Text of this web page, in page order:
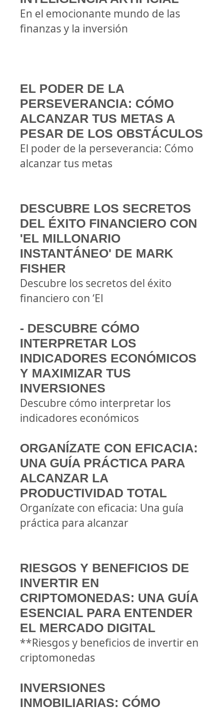
En el emocionante mundo de las
finanzas y la inversión
EL PODER DE LA
PERSEVERANCIA: CÓMO
ALCANZAR TUS METAS A
PESAR DE LOS OBSTÁCULOS
El poder de la perseverancia: Cómo
alcanzar tus metas
DESCUBRE LOS SECRETOS
DEL ÉXITO FINANCIERO CON
'EL MILLONARIO
INSTANTÁNEO' DE MARK
FISHER
Descubre los secretos del éxito
financiero con ‘El
- DESCUBRE CÓMO
INTERPRETAR LOS
INDICADORES ECONÓMICOS
Y MAXIMIZAR TUS
INVERSIONES
Descubre cómo interpretar los
indicadores económicos
ORGANÍZATE CON EFICACIA:
UNA GUÍA PRÁCTICA PARA
ALCANZAR LA
PRODUCTIVIDAD TOTAL
Organízate con eficacia: Una guía
práctica para alcanzar
RIESGOS Y BENEFICIOS DE
INVERTIR EN
CRIPTOMONEDAS: UNA GUÍA
ESENCIAL PARA ENTENDER
EL MERCADO DIGITAL
**Riesgos y beneficios de invertir en
criptomonedas
INVERSIONES
INMOBILIARIAS: CÓMO